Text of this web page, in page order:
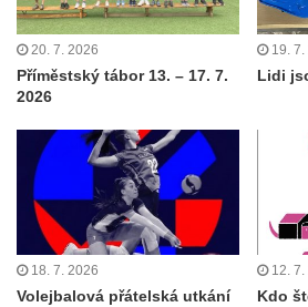
20. 7. 2026
Příměstský tábor 13. – 17. 7.
2026
19.
Lidi
18. 7. 2026
Volejbalová přátelská utkání
12.
Kdo